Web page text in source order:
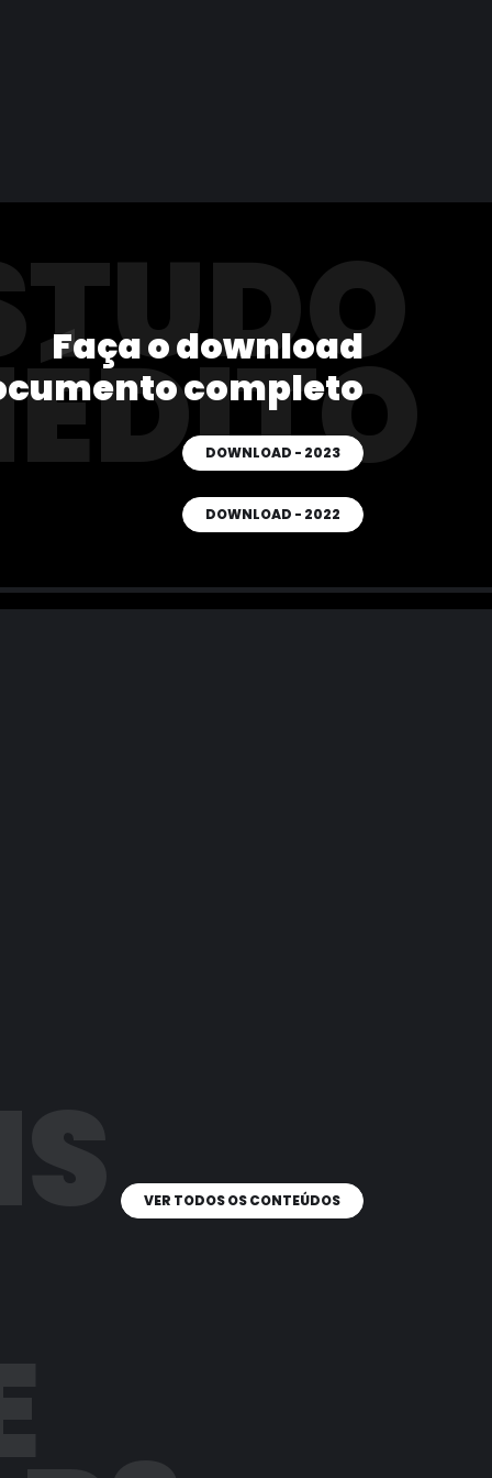
Faça o download
completo
DOWNLOAD - 2023
DOWNLOAD - 2022
VER TODOS OS CONTEÚDOS